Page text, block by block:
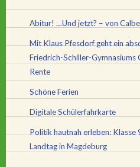
Abitur! …Und jetzt? – von
Mit Klaus Pfesdorf geht ein
Friedrich-Schiller-Gymnasiums
Rente
Schöne Ferien
Digitale Schülerfahrkarte
Politik hautnah erleben: Klasse
Landtag in Magdeburg